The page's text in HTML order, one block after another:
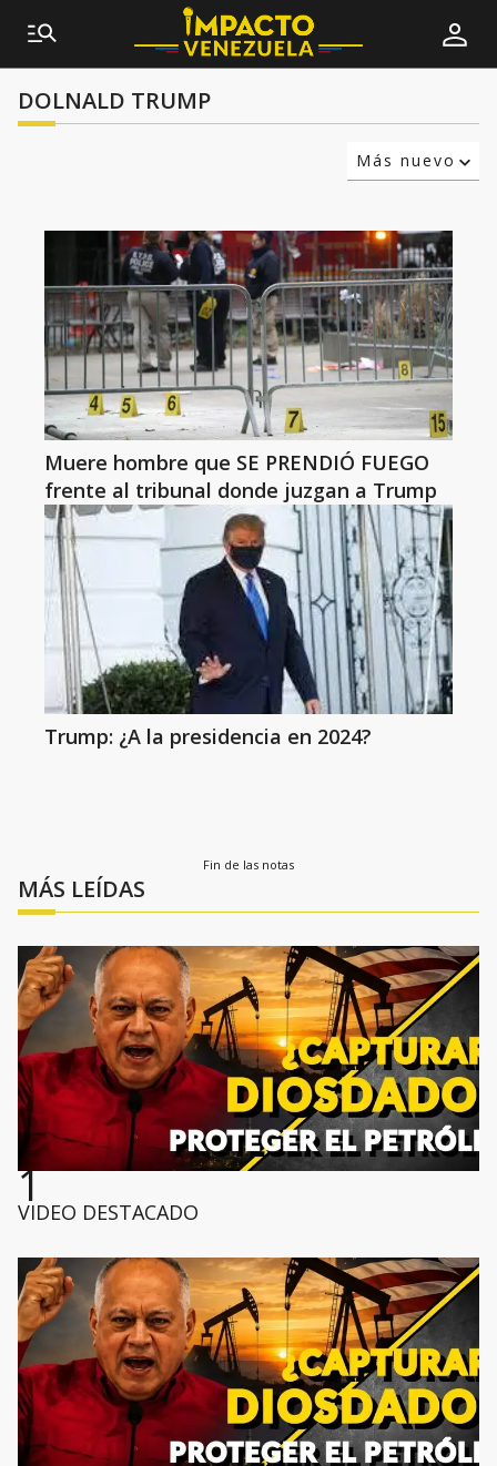
DOLNALD TRUMP
Más nuevo
Muere hombre que SE PRENDIÓ FUEGO
frente al tribunal donde juzgan a Trump
Trump: ¿A la presidencia en 2024?
Fin de las notas
MÁS LEÍDAS
1
VIDEO DESTACADO